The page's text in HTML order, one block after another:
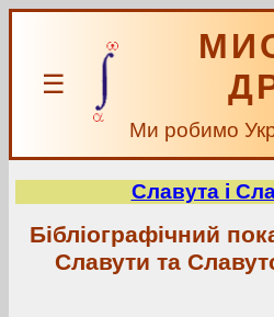
☰
Ми робимо
Славута і
Бібліографічний
Славути та